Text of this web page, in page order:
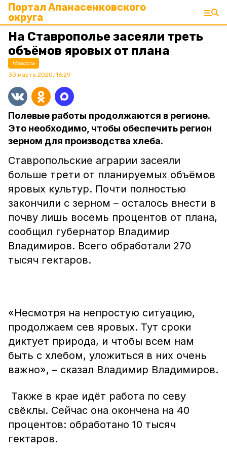
Портал Апанасенковского
округа
На Ставрополье засеяли треть
объёмов яровых от плана
Новость
30 марта 2020, 16:29
Полевые работы продолжаются в регионе.
Это необходимо, чтобы обеспечить регион
зерном для производства хлеба.
Ставропольские аграрии засеяли
больше трети от планируемых объёмов
яровых культур. Почти полностью
закончили с зерном – осталось внести в
почву лишь восемь процентов от плана,
сообщил губернатор Владимир
Владимиров. Всего обработали 270
тысяч гектаров.
«Несмотря на непростую ситуацию,
продолжаем сев яровых. Тут сроки
диктует природа, и чтобы всем нам
быть с хлебом, уложиться в них очень
важно», – сказал Владимир Владимиров.
Также в крае идёт работа по севу
свёклы. Сейчас она окончена на 40
процентов: обработано 10 тысяч
гектаров.